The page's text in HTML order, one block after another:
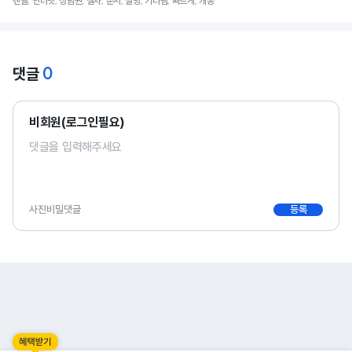
댓글 0
비회원(로그인필요)
사진비밀댓글 등록